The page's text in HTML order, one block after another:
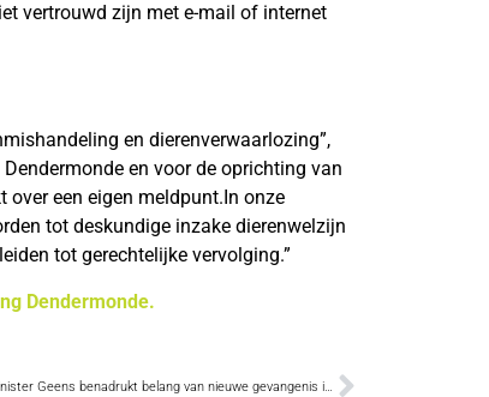
vertrouwd zijn met e-mail of internet
en dierenverwaarlozing”,
en voor de oprichting van
over een eigen meldpunt.In onze
tot deskundige inzake dierenwelzijn
tot gerechtelijke vervolging.”
Dendermonde.
Justitieminister Geens benadrukt belang van nieuwe gevangenis in Dendermonde